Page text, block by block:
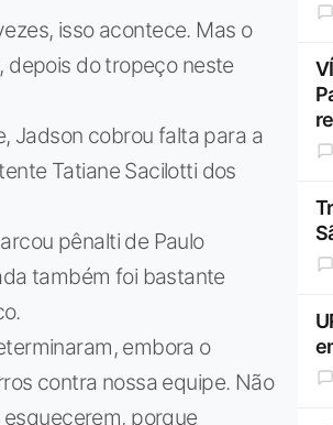
isso acontece. Mas o
depois do tropeço neste
Jadson cobrou falta para a
Tatiane Sacilotti dos
pênalti de Paulo
também foi bastante
embora o
contra nossa equipe. Não
porque